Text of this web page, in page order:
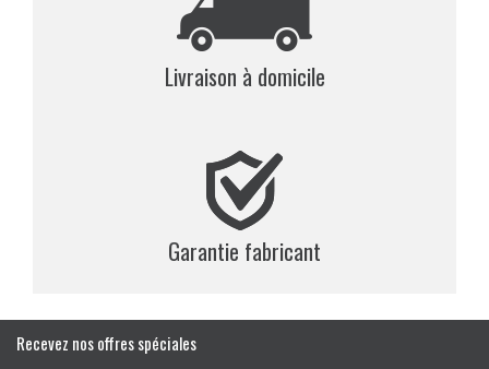
Livraison à domicile
Garantie fabricant
Recevez nos offres spéciales